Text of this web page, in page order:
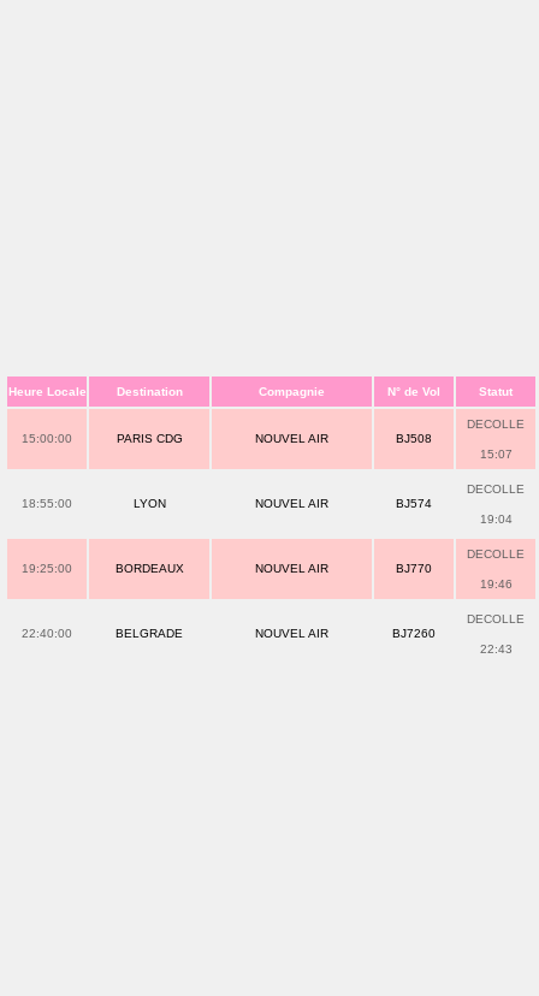
Heure Locale Destination Compagnie N° de Vol Statut
15:00:00 PARIS CDG NOUVEL AIR BJ508
DECOLLE
15:07
18:55:00 LYON NOUVEL AIR BJ574
DECOLLE
19:04
19:25:00 BORDEAUX NOUVEL AIR BJ770
DECOLLE
19:46
22:40:00 BELGRADE NOUVEL AIR BJ7260
DECOLLE
22:43